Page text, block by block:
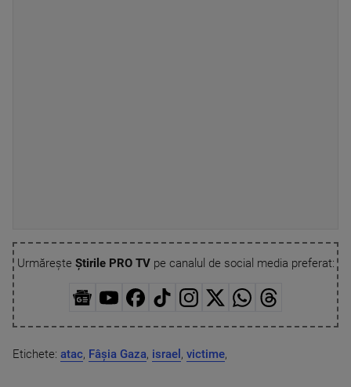
Urmărește Știrile PRO TVpe canalul de social media preferat:
Etichete: atac, Fâșia Gaza, israel , victime,